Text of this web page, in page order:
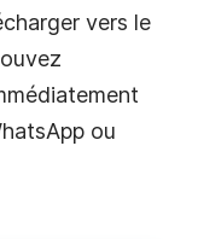
vers le
ou